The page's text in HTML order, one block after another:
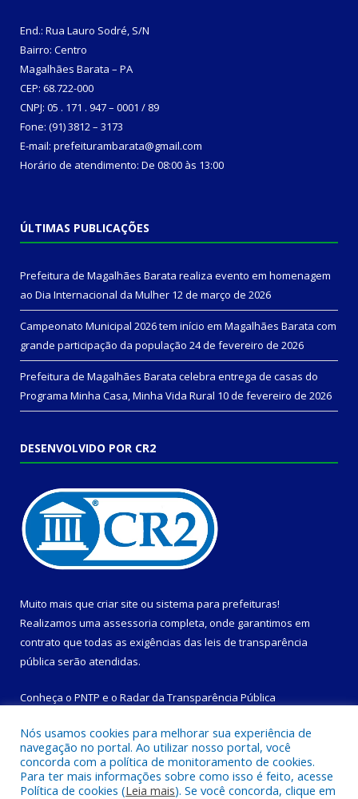
End.: Rua Lauro Sodré, S/N
Bairro: Centro
Magalhães Barata – PA
CEP: 68.722-000
CNPJ: 05 . 171 . 947 – 0001 / 89
Fone: (91) 3812 – 3173
E-mail: prefeiturambarata@gmail.com
Horário de atendimento: De 08:00 às 13:00
ÚLTIMAS PUBLICAÇÕES
Prefeitura de Magalhães Barata realiza evento em homenagem
ao Dia Internacional da Mulher 12 de março de 2026
Campeonato Municipal 2026 tem início em Magalhães Barata com
grande participação da população 24 de fevereiro de 2026
Prefeitura de Magalhães Barata celebra entrega de casas do
Programa Minha Casa, Minha Vida Rural 10 de fevereiro de 2026
DESENVOLVIDO POR CR2
Muito mais que criar site ou sistema para prefeituras!
Realizamos uma assessoria completa, onde garantimos em
contrato que todas as exigências das leis de transparência
pública serão atendidas.
Conheça o PNTP e o Radar da Transparência Pública
Todos os direitos reservados a Prefeitura Municipal de
Nós usamos cookies para melhorar sua experiência de
navegação no portal. Ao utilizar nosso portal, você
concorda com a política de monitoramento de cookies.
Para ter mais informações sobre como isso é feito, acesse
Política de cookies (Leia mais). Se você concorda, clique em